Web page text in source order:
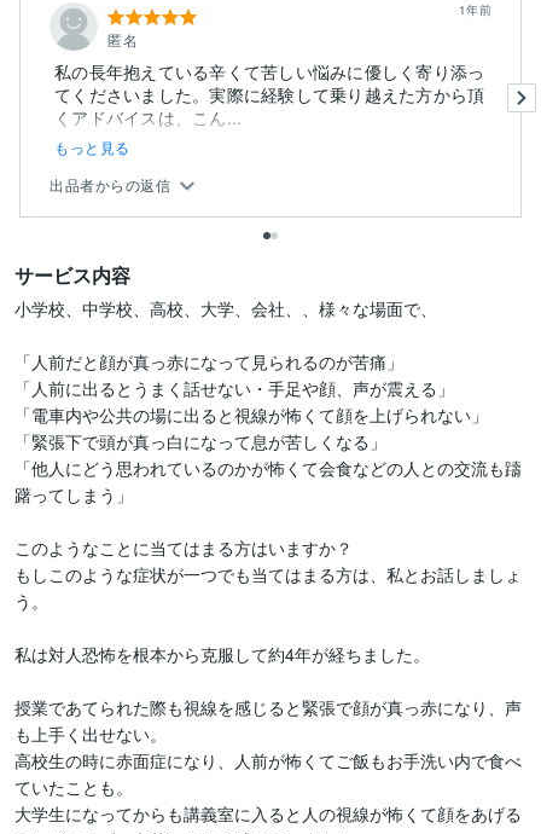
匿名
1年前
私の長年抱えている辛くて苦しい悩みに優しく寄り添っ
てくださいました。実際に経験して乗り越えた方から頂
くアドバイスは、こん...
もっと見る
出品者からの返信
サービス内容
小学校、中学校、高校、大学、会社、、様々な場面で、
「人前だと顔が真っ赤になって見られるのが苦痛」
「人前に出るとうまく話せない・手足や顔、声が震える」
「電車内や公共の場に出ると視線が怖くて顔を上げられない」
「緊張下で頭が真っ白になって息が苦しくなる」
「他人にどう思われているのかが怖くて会食などの人との交流も躊
躇ってしまう」
このようなことに当てはまる方はいますか？
もしこのような症状が一つでも当てはまる方は、私とお話しましょ
う。
私は対人恐怖を根本から克服して約4年が経ちました。
授業であてられた際も視線を感じると緊張で顔が真っ赤になり、声
も上手く出せない。
高校生の時に赤面症になり、人前が怖くてご飯もお手洗い内で食べ
ていたことも。
大学生になってからも講義室に入ると人の視線が怖くて顔をあげる